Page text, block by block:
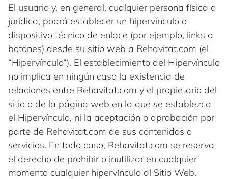
El usuario y, en general, cualquier persona física o
jurídica, podrá establecer un hipervínculo o
dispositivo técnico de enlace (por ejemplo, links o
botones) desde su sitio web a Rehavitat.com (el
“Hipervínculo“). El establecimiento del Hipervínculo
no implica en ningún caso la existencia de
relaciones entre Rehavitat.com y el propietario del
sitio o de la página web en la que se establezca
el Hipervínculo, ni la aceptación o aprobación por
parte de Rehavitat.com de sus contenidos o
servicios. En todo caso, Rehavitat.com se reserva
el derecho de prohibir o inutilizar en cualquier
momento cualquier hipervínculo al Sitio Web.